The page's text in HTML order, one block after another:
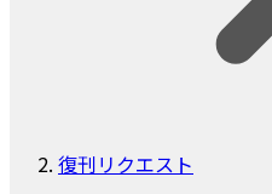
復刊リクエスト